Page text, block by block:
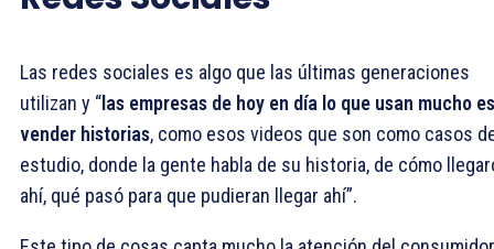
Las redes sociales es algo que las últimas generaciones
utilizan y “las empresas de hoy en día lo que usan mucho es
vender historias, como esos videos que son como casos
estudio, donde la gente habla de su historia, de cómo
ahí, qué pasó para que pudieran llegar ahí”.